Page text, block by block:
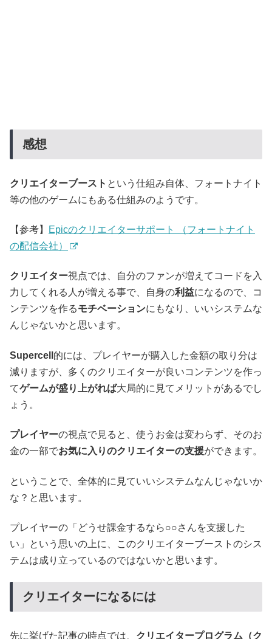
感想
クリエイターブースト という仕組み自体、フォートナイト
等の他のゲームにもある仕組みのようです。
【参考】
Epicのクリエイターサポート （フォートナイト
の配信会社）
クリエイター視点では、自分のファンが増えてコードを入
力してくれる人が増える事で、自身の利益になるので、コ
ンテンツを作るモチベーションにもなり、いいシステムな
んじゃないかと思います。
Supercell 的には、プレイヤーが購入した金額の取り分は
減りますが、多くのクリエイターが良いコンテンツを作っ
てゲームが盛り上がれば大局的に見てメリットがあるでし
ょう。
プレイヤーの視点で見ると、使うお金は変わらず、そのお
金の一部でお気に入りのクリエイターの支援ができます。
ということで、全体的に見ていいシステムなんじゃないか
な？と思います。
プレイヤーの「どうせ課金するなら○○さんを支援した
い」という思いの上に、このクリエイターブーストのシス
テムは成り立っているのではないかと思います。
クリエイターになるには
先に挙げた記事の時点では、 クリエイタープログラム（ク